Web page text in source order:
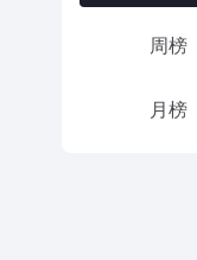
周榜
月榜